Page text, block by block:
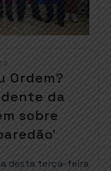
Ordem?
da
sobre
desta terça-feira